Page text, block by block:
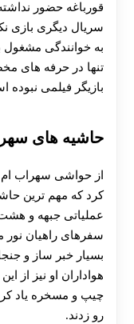
قورباغه حضور
سریال دیگری بازی
به خوانندگی
تنها در حرفه های
بازیگر فیلمی نبوده
حاشیه های
از حواشی سهراب
کرد که مهم ترین
عملیاتی جبهه و
سفرهای راهیان
بسیار خبر ساز و
چیپ و مسخره یاد
رو زدند.